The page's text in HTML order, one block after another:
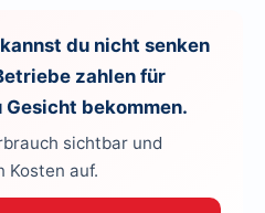
du nicht senken
zahlen für
Gesicht bekommen.
sichtbar und
Kosten auf.